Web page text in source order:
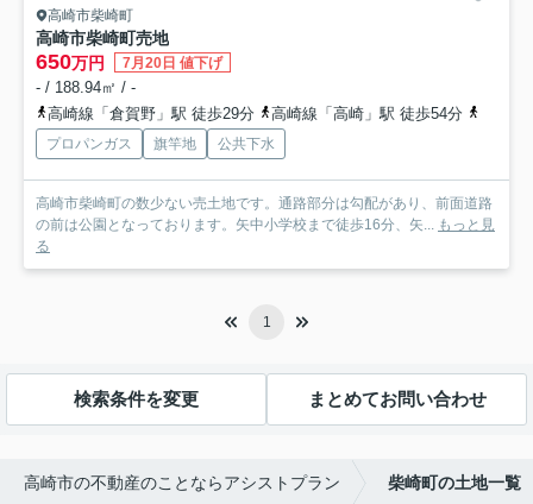
高崎市柴崎町
高崎市柴崎町売地
650万円 7月20日 値下げ
- / 188.94㎡ / -
高崎線「倉賀野」駅 徒歩29分
高崎線「高崎」駅 徒歩54分
プロパンガス 旗竿地 公共下水
高崎市柴崎町の数少ない売土地です。通路部分は勾配があり、前面道路
の前は公園となっております。矢中小学校まで徒歩16分、矢...
もっと見
る
1
検索条件を変更 まとめてお問い合わせ
高崎市の不動産のことならアシストプラン 柴崎町の土地一覧